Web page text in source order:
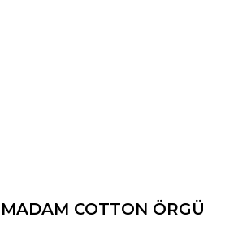
COTTON ÖRGÜ